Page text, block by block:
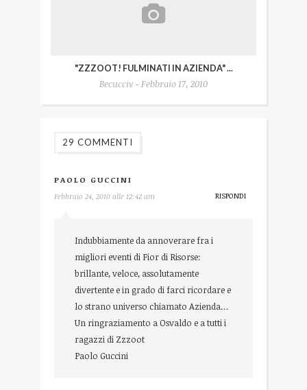
"ZZZOOT! FULMINATI IN AZIENDA" ...
Becucciv - Febbraio 17, 2010
29 COMMENTI
PAOLO GUCCINI
Febbraio 24, 2010 alle 12:42 am
Indubbiamente da annoverare fra i
migliori eventi di Fior di Risorse:
brillante, veloce, assolutamente
divertente e in grado di farci ricordare e
lo strano universo chiamato Azienda…
Un ringraziamento a Osvaldo e a tutti i
ragazzi di Zzzoot
Paolo Guccini
RISPONDI